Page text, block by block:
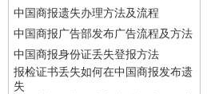
中国商报遗失办理方法及流程
中国商报广告部发布广告流程及方法
中国商报身份证丢失登报方法
报检证书丢失如何在中国商报发布遗
失